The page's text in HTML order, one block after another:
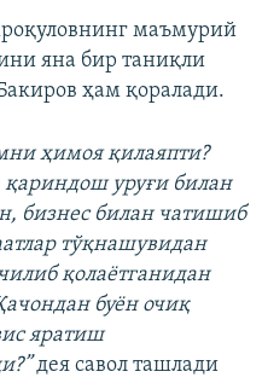
маъмурий
яна бир таниқли
ҳам қоралади.
ҳимоя қилаяпти?
уруғи билан
бизнес билан чатишиб
тўқнашувидан
қолаётганидан
буён очиқ
яратиш
дея савол ташлади